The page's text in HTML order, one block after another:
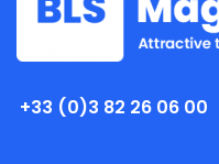
+33 (0)3 82 26 06 00